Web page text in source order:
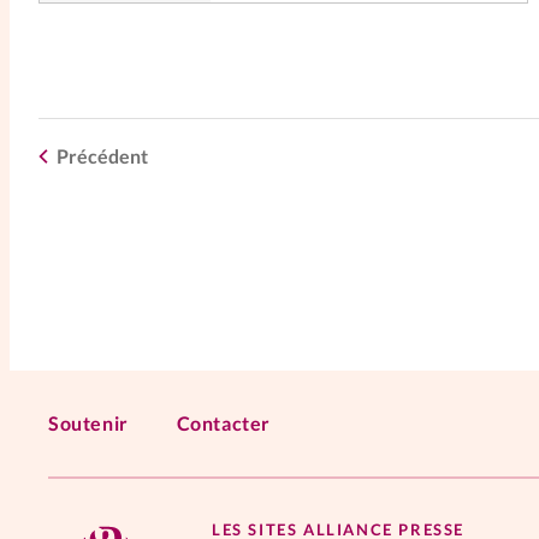
Précédent
Soutenir Contacter
LES SITES ALLIANCE PRESSE